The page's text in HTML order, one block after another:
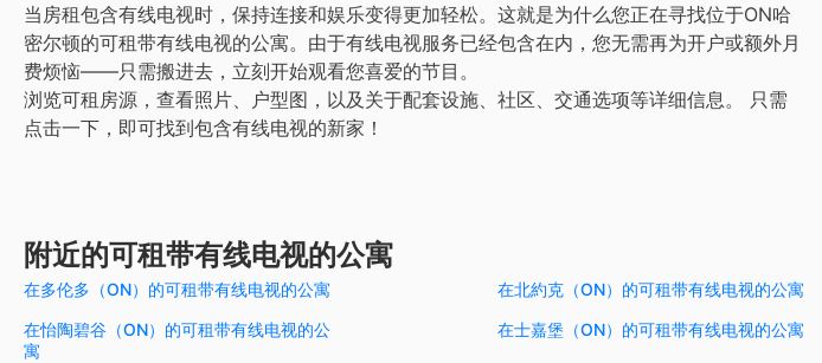
当房租包含有线电视时，保持连接和娱乐变得更加轻松。这就是为什么您正在寻找位于ON哈
密尔顿的可租带有线电视的公寓。由于有线电视服务已经包含在内，您无需再为开户或额外月
费烦恼——只需搬进去，立刻开始观看您喜爱的节目。
浏览可租房源，查看照片、户型图，以及关于配套设施、社区、交通选项等详细信息。
只需
点击一下，即可找到包含有线电视的新家！
附近的可租带有线电视的公寓
在多伦多（ON）的可租带有线电视的公寓
在北約克（ON）的可租带有线电视的公寓
在怡陶碧谷（ON）的可租带有线电视的公
寓
在士嘉堡（ON）的可租带有线电视的公寓